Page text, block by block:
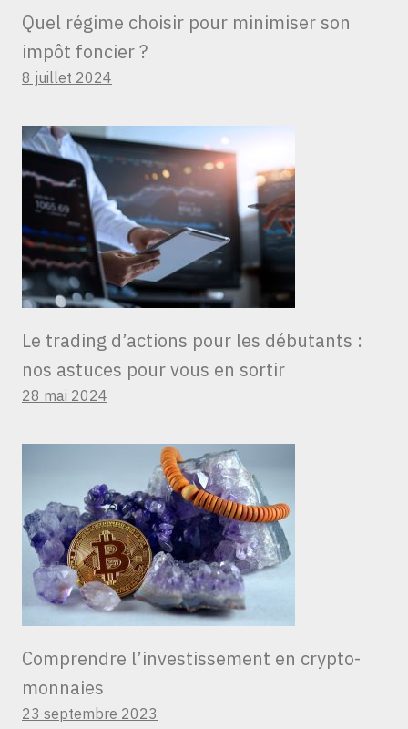
Quel régime choisir pour minimiser son
impôt foncier ?
8 juillet 2024
Le trading d’actions pour les débutants :
nos astuces pour vous en sortir
28 mai 2024
Comprendre l’investissement en crypto-
monnaies
23 septembre 2023